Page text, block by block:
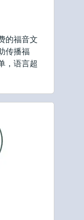
的福音文
传播福
，语言超